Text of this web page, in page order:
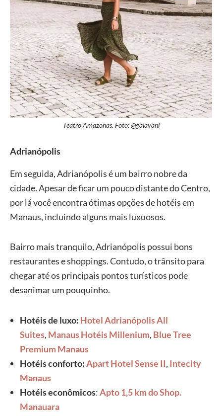
Teatro Amazonas. Foto: @gaiavani
Adrianópolis
Em seguida, Adrianópolis é um bairro nobre da
cidade. Apesar de ficar um pouco distante do Centro,
por lá você encontra ótimas opções de hotéis em
Manaus, incluindo alguns mais luxuosos.
Bairro mais tranquilo, Adrianópolis possui bons
restaurantes e shoppings. Contudo, o trânsito para
chegar até os principais pontos turísticos pode
desanimar um pouquinho.
Hotéis de luxo: Hotel Adrianópolis All
Suites, Manaus Hotéis Millenium, Blue Tree
Premium Manaus
Hotéis conforto:Apart Hotel Sense II, Intecity
Manaus
Hotéis econômicos:Apto 1,5 km do Shop.
Manauara